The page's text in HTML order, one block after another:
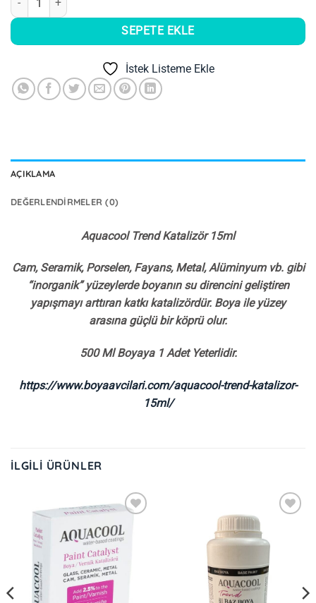
SEPETE EKLE
İstek Listeme Ekle
AÇIKLAMA
DEĞERLENDIRMELER (0)
Aquacool Trend Katalizör 15ml
Cam, Seramik, Porselen, Fayans, Metal, Alüminyum vb. gibi
“inorganik” yüzeylerde boyanın su direncini geliştiren
yapışmayı arttıran katkı katalizördür. Boya ile yüzey
arasına güçlü bir köprü olur.
500 Ml Boyaya 1 Adet Yeterlidir.
https://www.boyaavcilari.com/aquacool-trend-katalizor-
15ml/
İLGILI ÜRÜNLER
İstek
Listeme
Ekle